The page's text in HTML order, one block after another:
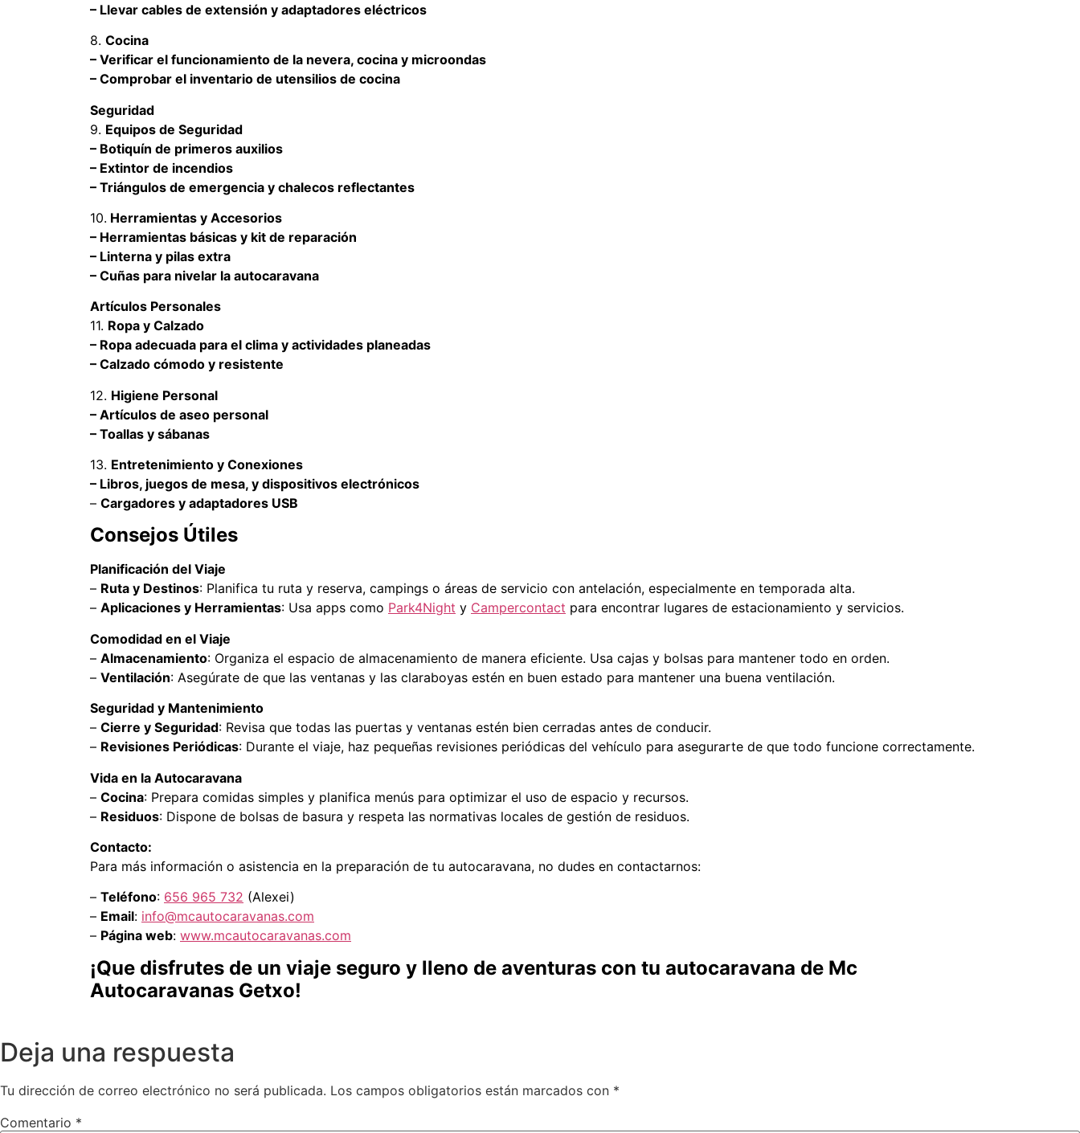
– Llevar cables de extensión y adaptadores eléctricos
8. Cocina
– Verificar el funcionamiento de la nevera, cocina y microondas
– Comprobar el inventario de utensilios de cocina
Seguridad
9. Equipos de Seguridad
– Botiquín de primeros auxilios
– Extintor de incendios
– Triángulos de emergencia y chalecos reflectantes
10. Herramientas y Accesorios
– Herramientas básicas y kit de reparación
– Linterna y pilas extra
– Cuñas para nivelar la autocaravana
Artículos Personales
11. Ropa y Calzado
– Ropa adecuada para el clima y actividades planeadas
– Calzado cómodo y resistente
12. Higiene Personal
– Artículos de aseo personal
– Toallas y sábanas
13. Entretenimiento y Conexiones
– Libros, juegos de mesa, y dispositivos electrónicos
– Cargadores y adaptadores USB
Consejos Útiles
Planificación del Viaje
– Ruta y Destinos: Planifica tu ruta y reserva, campings o áreas de servicio con antelación, especialmente en temporada alta.
– Aplicaciones y Herramientas: Usa apps como Park4Night y Campercontact para encontrar lugares de estacionamiento y servicios.
Comodidad en el Viaje
– Almacenamiento: Organiza el espacio de almacenamiento de manera eficiente. Usa cajas y bolsas para mantener todo en orden.
– Ventilación: Asegúrate de que las ventanas y las claraboyas estén en buen estado para mantener una buena ventilación.
Seguridad y Mantenimiento
– Cierre y Seguridad: Revisa que todas las puertas y ventanas estén bien cerradas antes de conducir.
– Revisiones Periódicas: Durante el viaje, haz pequeñas revisiones periódicas del vehículo para asegurarte de que todo funcione correctamente.
Vida en la Autocaravana
– Cocina: Prepara comidas simples y planifica menús para optimizar el uso de espacio y recursos.
– Residuos: Dispone de bolsas de basura y respeta las normativas locales de gestión de residuos.
Contacto:
Para más información o asistencia en la preparación de tu autocaravana, no dudes en contactarnos:
– Teléfono: 656 965 732 (Alexei)
– Email: info@mcautocaravanas.com
– Página web: www.mcautocaravanas.com
¡Que disfrutes de un viaje seguro y lleno de aventuras con tu autocaravana de Mc
Autocaravanas Getxo!
Deja una respuesta
Tu dirección de correo electrónico no será publicada. Los campos obligatorios están marcados con *
Comentario *